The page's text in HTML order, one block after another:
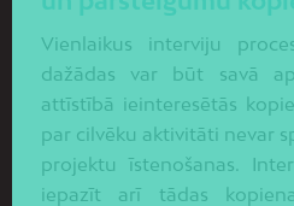
Vienlaikus interviju
dažādas var būt savā
attīstībā ieinteresētās
par cilvēku aktivitāti nevar
projektu īstenošanas.
iepazīt arī tādas